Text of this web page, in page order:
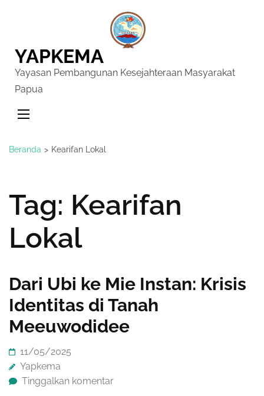
YAPKEMA
Yayasan Pembangunan Kesejahteraan Masyarakat
Papua
Beranda > Kearifan Lokal
Tag: Kearifan
Lokal
Dari Ubi ke Mie Instan: Krisis
Identitas di Tanah
Meeuwodidee
11/05/2025
Yapkema
Tinggalkan komentar